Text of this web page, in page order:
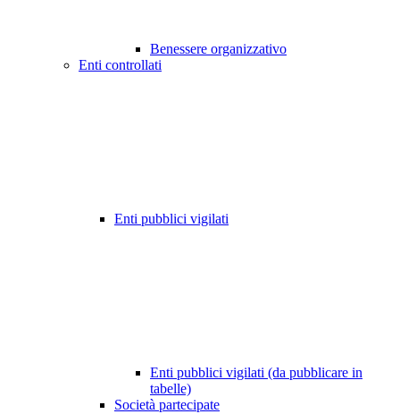
Benessere organizzativo
Enti controllati
Enti pubblici vigilati
Enti pubblici vigilati (da pubblicare in
tabelle)
Società partecipate